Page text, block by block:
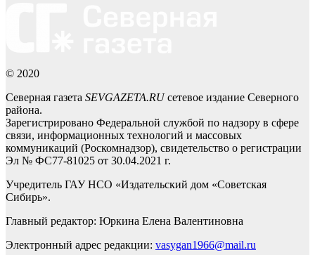
© 2020
Северная газета SEVGAZETA.RUсетевое издание Северного
района.
Зарегистрировано Федеральной службой по надзору в сфере
связи, информационных технологий и массовых
коммуникаций (Роскомнадзор), свидетельство о регистрации
Эл № ФС77-81025 от 30.04.2021 г.
Учредитель ГАУ НСО «Издательский дом «Советская
Сибирь».
Главный редактор: Юркина Елена Валентиновна
Электронный адрес редакции: vasygan1966@mail.ru